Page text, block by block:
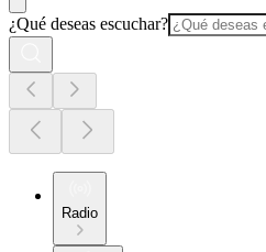
¿Qué deseas escuchar?
Radio